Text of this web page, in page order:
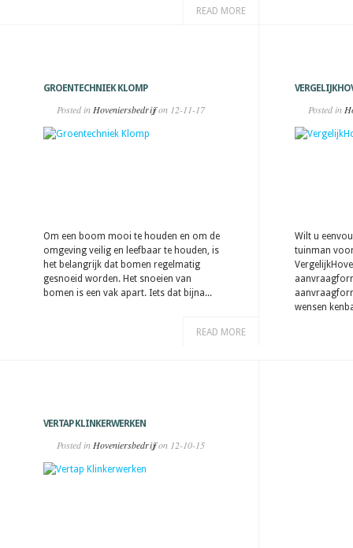
READ MORE
GROENTECHNIEK KLOMP
Posted in Hoveniersbedrijfon 12-11-17
Om een boom mooi te houden en om de
omgeving veilig en leefbaar te houden, is
het belangrijk dat bomen regelmatig
gesnoeid worden. Het snoeien van
bomen is een vak apart. Iets dat bijna...
READ MORE
Posted in
Wilt u
tuinman
wensen
VERTAP KLINKERWERKEN
Posted in Hoveniersbedrijfon 12-10-15